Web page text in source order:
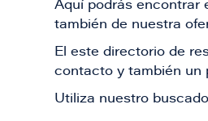
Aquí podrás encontrar
también de nuestra
El este directorio de
contacto y también un
Utiliza nuestro